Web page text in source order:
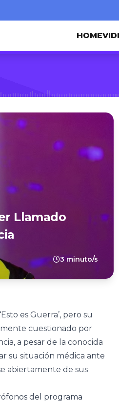
HOME
Llamado
3 minuto/s
es Guerra’, pero su
cuestionado por
a pesar de la conocida
su situación médica ante
abiertamente de sus
del programa